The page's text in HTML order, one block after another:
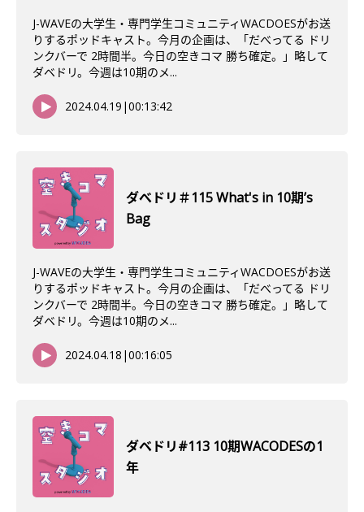
J-WAVEの大学生・専門学生コミュニティWACDOESがお送
りするポッドキャスト。今月の企画は、「だべってる ドリ
ンクバーで 2時間半。今日の空きコマ 勝ち確定。」略して
ダベドリ。今週は10期のメ...
2024.04.19 |00:13:42
ダべドリ＃115 What's in 10期’s
Bag
J-WAVEの大学生・専門学生コミュニティWACDOESがお送
りするポッドキャスト。今月の企画は、「だべってる ドリ
ンクバーで 2時間半。今日の空きコマ 勝ち確定。」略して
ダベドリ。今週は10期のメ...
2024.04.18 |00:16:05
ダベドリ#113 10期WACODESの1
年